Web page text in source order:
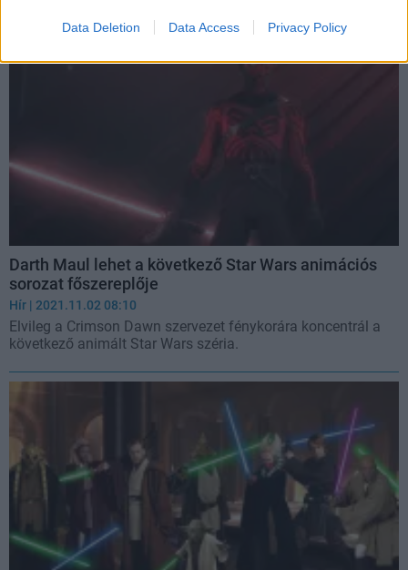
Data Deletion Data Access Privacy Policy
Darth Maul lehet a következő Star Wars animációs
sorozat főszereplője
Hír | 2021.11.02 08:10
Elvileg a Crimson Dawn szervezet fénykorára koncentrál a
következő animált Star Wars széria.